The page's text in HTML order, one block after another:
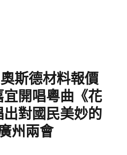
斯德材料報價
開唱粵曲《花
對國民美妙的
州兩會